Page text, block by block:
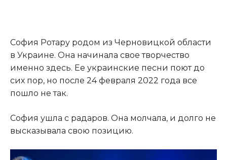
София Ротару родом из Черновицкой области
в Украине. Она начинала свое творчество
именно здесь. Ее украинские песни поют до
сих пор, но после 24 февраля 2022 года все
пошло не так.
София ушла с радаров. Она молчала, и долго не
высказывала свою позицию.